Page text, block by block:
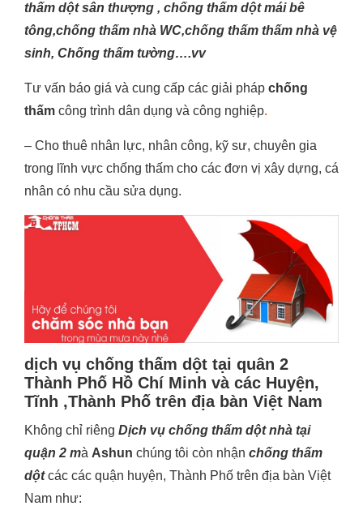
thấm dột sân thượng , chống thấm dột mái bê
tông,chống thấm nhà WC,chống thấm thấm nhà vệ
sinh, Chống thấm tường….vv
Tư vấn báo giá và cung cấp các giải pháp chống
thấm công trình dân dụng và công nghiệp.
– Cho thuê nhân lực, nhân công, kỹ sư, chuyên gia
trong lĩnh vực chống thấm cho các đơn vị xây dựng, cá
nhân có nhu cầu sửa dụng.
dịch vụ chống thấm dột tại quân 2
Thành Phố Hồ Chí Minh và các Huyện,
Tĩnh ,Thành Phố trên địa bàn Việt Nam
Không chỉ riêng Dịch vụ chống thấm dột nhà tại
quận 2 mà Ashun chúng tôi còn nhận chống thấm
dộtcác các quận huyện, Thành Phố trên địa bàn Việt
Nam như: